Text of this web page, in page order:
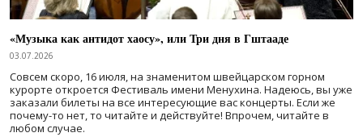
«Музыка как антидот хаосу», или Три дня в Гштааде
03.07.2026
Совсем скоро, 16 июля, на знаменитом швейцарском горном
курорте откроется Фестиваль имени Менухина. Надеюсь, вы уже
заказали билеты на все интересующие вас концерты. Если же
почему-то нет, то читайте и действуйте! Впрочем, читайте в
любом случае.